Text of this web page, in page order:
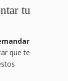
tu
que te